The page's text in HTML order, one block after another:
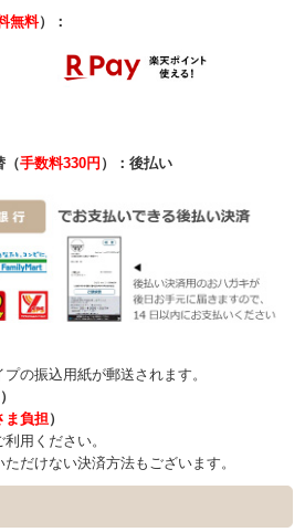
無料）：
（手数料330円 ）：後払い
の振込用紙が郵送されます。
）
ま負担 ）
用ください。
だけない決済方法もございます。